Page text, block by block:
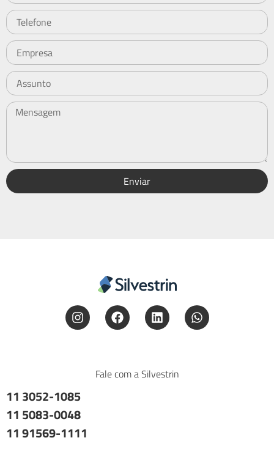
Enviar
Fale com a Silvestrin
11 3052-1085
11 5083-0048
11 91569-1111